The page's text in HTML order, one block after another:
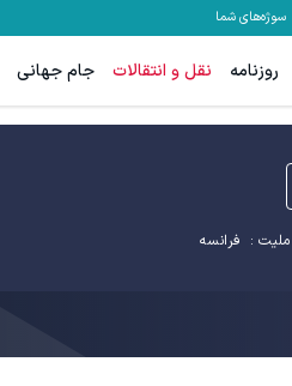
سوژه‌های شما
روزنامه نقل و انتقالات جام جهانی
ملیت : فرانسه